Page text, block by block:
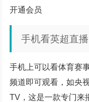
开通会员
手机看英超直
手机上可以看体育赛
频道即可观看，如央
TV，这是一款专门来